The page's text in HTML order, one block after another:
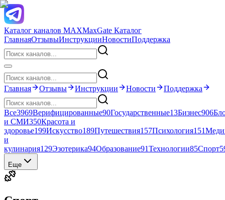
Каталог каналов MAXMaxGate Каталог
ГлавнаяОтзывыИнструкцииНовостиПоддержка
Главная Отзывы Инструкции Новости Поддержка
Все3969Верифицированные90Государственные13Бизнес906
и СМИ350Красота и
здоровье199Искусство189Путешествия157Психология151
и
кулинария129Эзотерика94Образование91Технологии85Спорт
Еще